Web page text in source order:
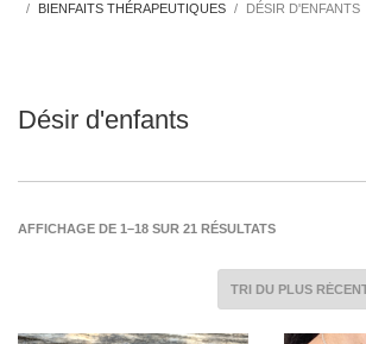
BIENFAITS THÉRAPEUTIQUES DÉSIR D'ENFANTS
Désir d'enfants
AFFICHAGE DE 1–18 SUR 21 RÉSULTATSTRIÉ
PLUS